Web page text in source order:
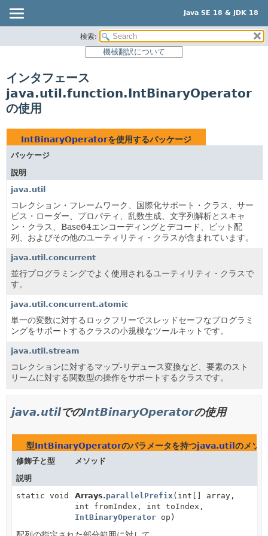
Java SE 18 & JDK 18
パッケージ
クラス
使用
ツリー
新規
非推奨
索引
ヘルプ
検索:
機械翻訳について
インタフェース
java.util.function.IntBinaryOperator
の使用
IntBinaryOperatorを使用するパッケージ
パッケージ
説明
java.util
コレクション・フレームワーク、国際化サポート・クラス、サー
ビス・ローダー、プロパティ、乱数生成、文字列解析とスキャ
ン・クラス、Base64エンコーディングとデコード、ビット配
列、およびその他のユーティリティ・クラスが含まれています。
java.util.concurrent
並行プログラミングでよく使用されるユーティリティ・クラスで
す。
java.util.concurrent.atomic
単一の変数に対するロックフリーでスレッドセーフなプログラミ
ングをサポートするクラスの小規模なツールキットです。
java.util.stream
コレクションに対するマップ-リデュース変換など、要素のスト
リームに対する関数型の操作をサポートするクラスです。
java.utilでのIntBinaryOperatorの使用
型IntBinaryOperatorのパラメータを持つjava.utilのメソ
修飾子と型
メソッド
説明
static void
Arrays.parallelPrefix (int[] array,
int fromIndex, int toIndex,
IntBinaryOperator op)